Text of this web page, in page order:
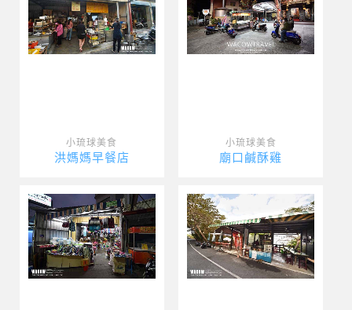
小琉球美食
洪媽媽早餐店
小琉球美食
廟口鹹酥雞